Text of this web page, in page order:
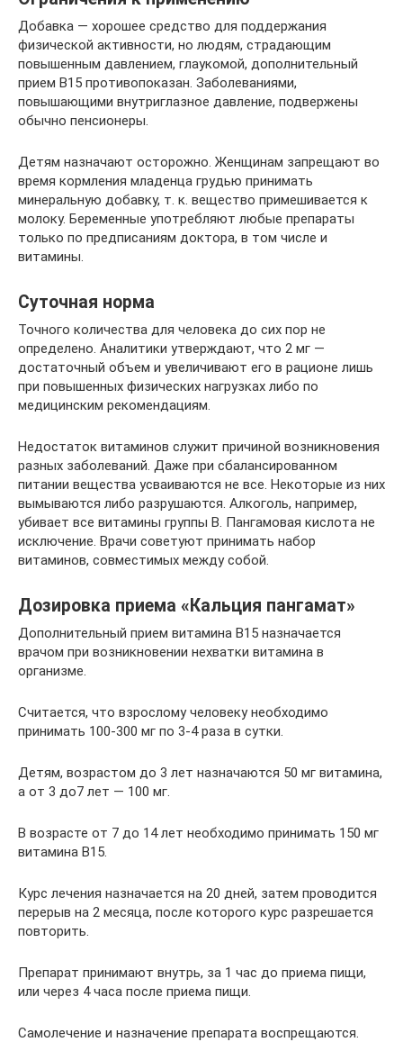
Добавка — хорошее средство для поддержания
физической активности, но людям, страдающим
повышенным давлением, глаукомой, дополнительный
прием B15 противопоказан. Заболеваниями,
повышающими внутриглазное давление, подвержены
обычно пенсионеры.
Детям назначают осторожно. Женщинам запрещают во
время кормления младенца грудью принимать
минеральную добавку, т. к. вещество примешивается к
молоку. Беременные употребляют любые препараты
только по предписаниям доктора, в том числе и
витамины.
Суточная норма
Точного количества для человека до сих пор не
определено. Аналитики утверждают, что 2 мг —
достаточный объем и увеличивают его в рационе лишь
при повышенных физических нагрузках либо по
медицинским рекомендациям.
Недостаток витаминов служит причиной возникновения
разных заболеваний. Даже при сбалансированном
питании вещества усваиваются не все. Некоторые из них
вымываются либо разрушаются. Алкоголь, например,
убивает все витамины группы B. Пангамовая кислота не
исключение. Врачи советуют принимать набор
витаминов, совместимых между собой.
Дозировка приема «Кальция пангамат»
Дополнительный прием витамина В15 назначается
врачом при возникновении нехватки витамина в
организме.
Считается, что взрослому человеку необходимо
принимать 100-300 мг по 3-4 раза в сутки.
Детям, возрастом до 3 лет назначаются 50 мг витамина,
а от 3 до7 лет — 100 мг.
В возрасте от 7 до 14 лет необходимо принимать 150 мг
витамина В15.
Курс лечения назначается на 20 дней, затем проводится
перерыв на 2 месяца, после которого курс разрешается
повторить.
Препарат принимают внутрь, за 1 час до приема пищи,
или через 4 часа после приема пищи.
Самолечение и назначение препарата воспрещаются.